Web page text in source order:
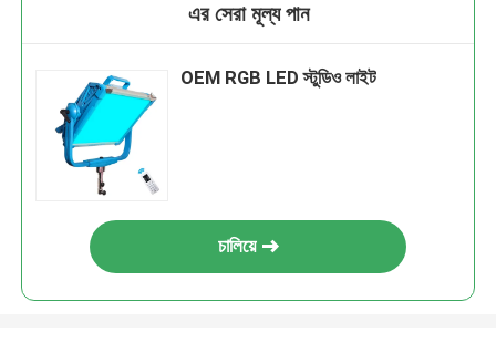
এর সেরা মূল্য পান
OEM RGB LED স্টুডিও লাইট
চালিয়ে